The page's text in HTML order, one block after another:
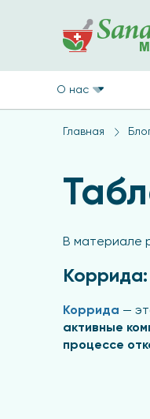
О нас
Главная
В материале
Коррида —
активные
процессе